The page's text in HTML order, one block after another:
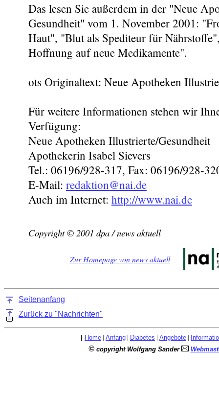
Das lesen Sie außerdem in der "Neue
Gesundheit" vom 1. November 2001:
Haut", "Blut als Spediteur für
Hoffnung auf neue Medikamente".
ots Originaltext: Neue Apotheken
Für weitere Informationen stehen wir
Verfügung:
Neue Apotheken Illustrierte/Gesundheit
Apothekerin Isabel Sievers
Tel.: 06196/928-317, Fax: 06196/928-
E-Mail: redaktion@nai.de
Auch im Internet: http://www.nai.de
Copyright © 2001 dpa / news aktuell
Zur Homepage von news aktuell
Seitenanfang
Zurück zu "Nachrichten"
[ Home | Anfang | Diabetes | Angebote |
©copyright Wolfgang Sander